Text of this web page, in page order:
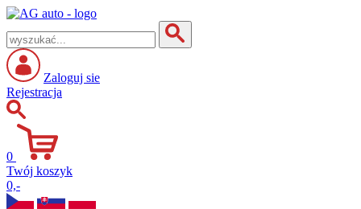
Zaloguj sie
Rejestracja
0
Twój koszyk
0,-